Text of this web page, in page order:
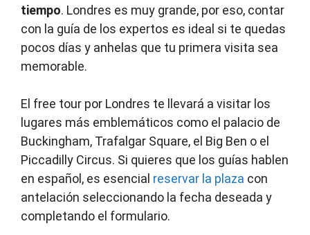
tiempo. Londres es muy grande, por eso, contar
con la guía de los expertos es ideal si te quedas
pocos días y anhelas que tu primera visita sea
memorable.
El free tour por Londres te llevará a visitar los
lugares más emblemáticos como el palacio de
Buckingham, Trafalgar Square, el Big Ben o el
Piccadilly Circus. Si quieres que los guías hablen
en español, es esencial reservar la plaza con
antelación seleccionando la fecha deseada y
completando el formulario.